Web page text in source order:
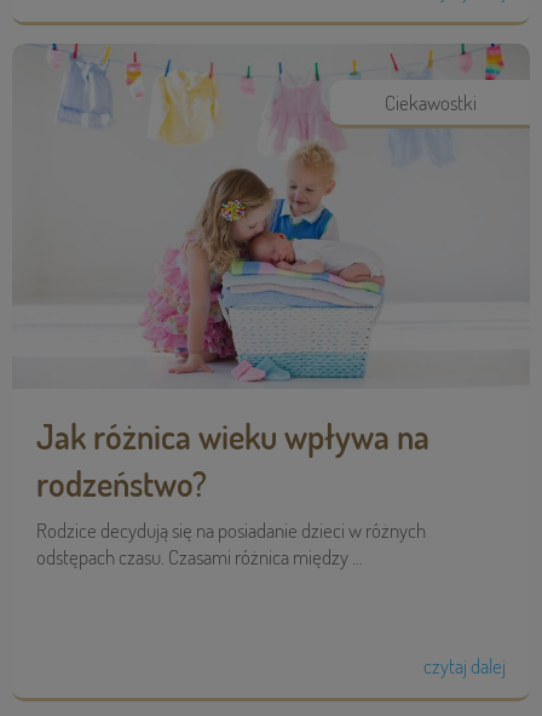
Ciekawostki
Jak różnica wieku wpływa na
rodzeństwo?
Rodzice decydują się na posiadanie dzieci w różnych
odstępach czasu. Czasami różnica między ...
czytaj dalej